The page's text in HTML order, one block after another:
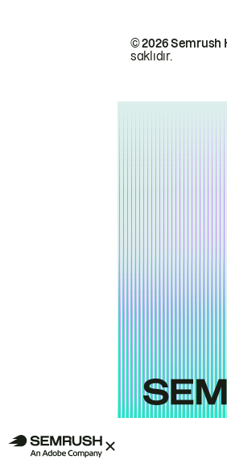
© 2026 Semrush
saklıdır.